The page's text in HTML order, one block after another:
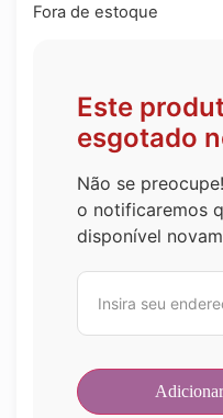
Fora de estoque
Este
esgotado
Não se
o notificaremos
disponível